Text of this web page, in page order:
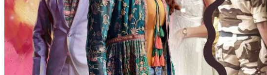
खेल
सुनील गावस्कर ने लाइव मैच में
लगाई थी ऋषभ पंत की क्लास,
अब…
राजनीति
जिसने चुराया मोबाइल, उसी को
दिल दे बैठी लड़की, वायरल हो
रही…
इंडिया
हरियाणा के मंत्रियों में
अमीर कौन? सबसे कम